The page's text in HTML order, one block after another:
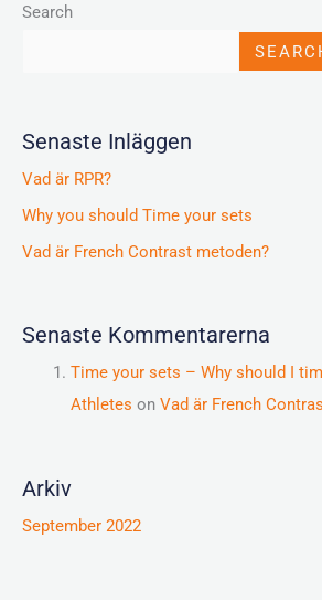
Search
Senaste Inläggen
Vad är RPR?
Why you should Time your sets
Vad är French Contrast metoden?
Senaste Kommentarerna
Time your sets – Why should I
Athletes on Vad är French
Arkiv
September 2022